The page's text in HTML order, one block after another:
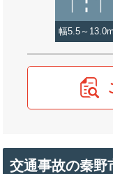
幅5.5～13.0m
交通事故の秦野